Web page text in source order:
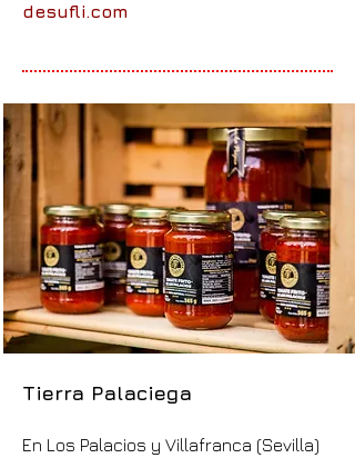
desufli.com
Tierra Palaciega
En Los Palacios y Villafranca (Sevilla)